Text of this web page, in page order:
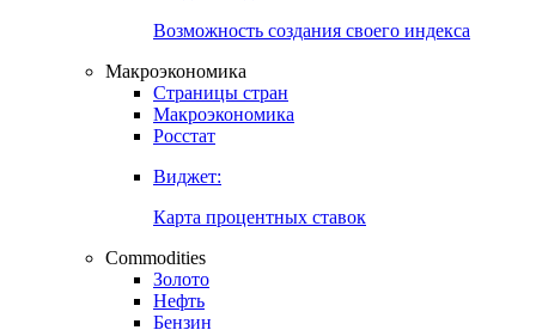
Ставки центральных банков
Создать индекс
Возможность создания своего индекса
Страницы стран
Росстат
Виджет:
Карта процентных ставок